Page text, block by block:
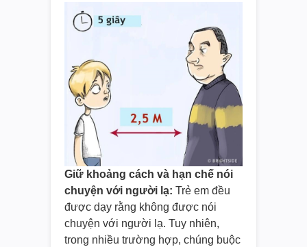
Giữ khoảng cách và hạn chế nói
chuyện với người lạ: Trẻ em đều
được dạy rằng không được nói
chuyện với người lạ. Tuy nhiên,
trong nhiều trường hợp, chúng buộc